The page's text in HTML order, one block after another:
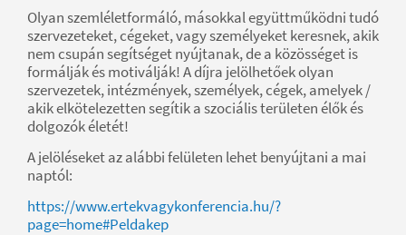
Olyan szemléletformáló, másokkal együttműködni tudó
szervezeteket, cégeket, vagy személyeket keresnek, akik
nem csupán segítséget nyújtanak, de a közösséget is
formálják és motiválják! A díjra jelölhetőek olyan
szervezetek, intézmények, személyek, cégek, amelyek /
akik elkötelezetten segítik a szociális területen élők és
dolgozók életét!
A jelöléseket az alábbi felületen lehet benyújtani a mai
naptól:
https://www.ertekvagykonferencia.hu/?
page=home#Peldakep